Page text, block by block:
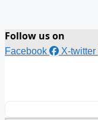
Follow us on
Facebook X-twitter